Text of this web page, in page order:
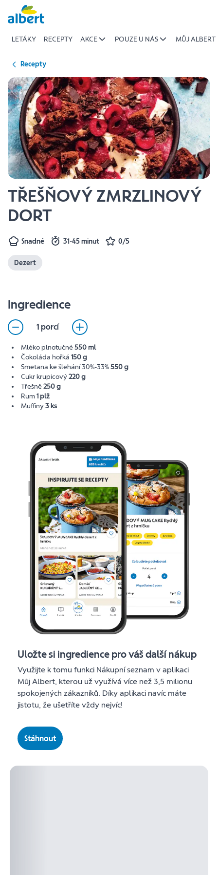
Přeskočit
LETÁKY RECEPTY AKCE POUZE U NÁS MŮJ ALBERT
Recepty
TŘEŠŇOVÝ ZMRZLINOVÝ
DORT
Snadné 31-45 minut 0/5
Dezert
Ingredience
1 porcí
Mléko plnotučné550 ml
Čokoláda hořká 150 g
Smetana ke šlehání 30%-33%550 g
Cukr krupicový220 g
Třešně250 g
Rum 1 plž
Muffiny3 ks
Uložte si ingredience pro váš další nákup
Využijte k tomu funkci Nákupní seznam v aplikaci
Můj Albert, kterou už využívá více než 3,5 milionu
spokojených zákazníků. Díky aplikaci navíc máte
jistotu, že ušetříte vždy nejvíc!
Stáhnout